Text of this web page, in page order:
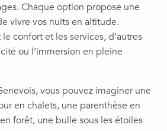
Chaque option propose une
vivre vos nuits en altitude.
confort et les services, d’autres
ou l’immersion en pleine
vous pouvez imaginer une
en chalets, une parenthèse en
forêt, une bulle sous les étoiles